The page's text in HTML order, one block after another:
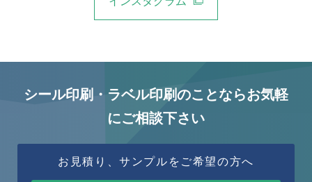
シール印刷・ラベル印刷のことならお気軽
にご相談下さい
お見積り、サンプルをご希望の方へ